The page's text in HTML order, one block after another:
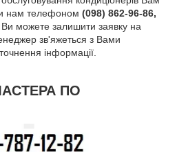
нам телефоном (098) 862-96-86,
Ви можете залишити заявку на
зв'яжеться з Вами
інформації.
ПО